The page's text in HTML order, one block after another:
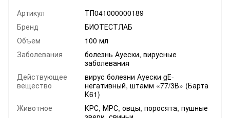
Артикул
ТП041000000189
Бренд
БИОТЕСТЛАБ
Объем
100 мл
Заболевания
болезнь Ауески, вирусные
заболевания
Действующее
вещество
вирус болезни Ауески gЕ-
негативный, штамм «77/3В» (Барта
К61)
Животное
КРС, МРС, овцы, поросята, пушные